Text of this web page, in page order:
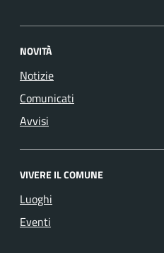
NOVITÀ
Notizie
Comunicati
Avvisi
VIVERE IL COMUNE
Luoghi
Eventi